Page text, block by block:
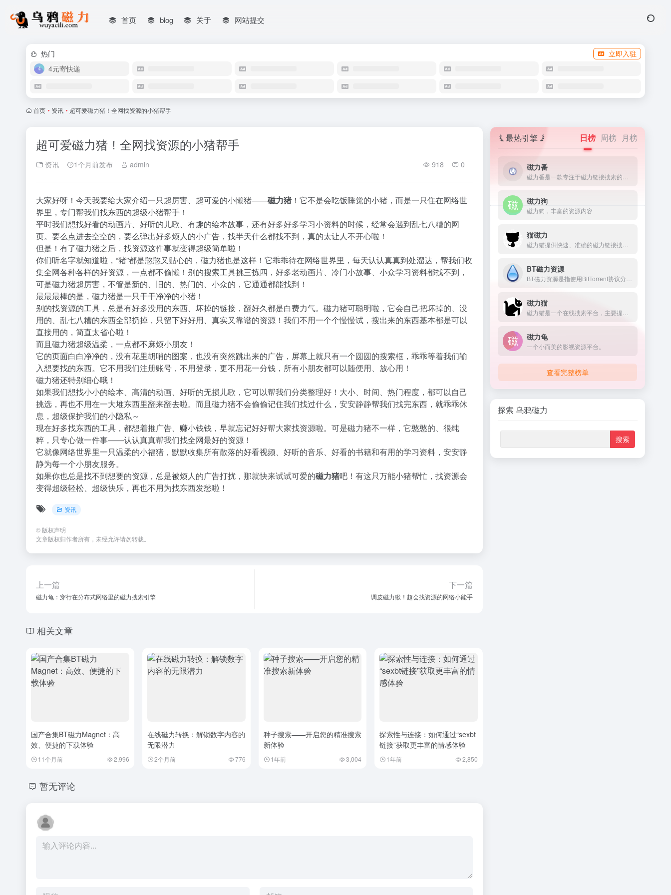
首页 blog 关于 网站提交
热门
立即入驻
4元寄快递
首页 • 资讯 • 超可爱磁力猪！全网找资源的小猪帮手
超可爱磁力猪！全网找资源的小猪帮手
资讯 1个月前发布 admin 918 0
大家好呀！今天我要给大家介绍一只超厉害、超可爱的小懒猪——磁力猪！它不是会吃饭睡觉的小猪，而是一只住在网络世
界里，专门帮我们找东西的超级小猪帮手！
平时我们想找好看的动画片、好听的儿歌、有趣的绘本故事，还有好多好多学习小资料的时候，经常会遇到乱七八糟的网
页。要么点进去空空的，要么弹出好多烦人的小广告，找半天什么都找不到，真的太让人不开心啦！
但是！有了磁力猪之后，找资源这件事就变得超级简单啦！
你们听名字就知道啦，“猪”都是憨憨又贴心的，磁力猪也是这样！它乖乖待在网络世界里，每天认认真真到处溜达，帮我们收
集全网各种各样的好资源，一点都不偷懒！别的搜索工具挑三拣四，好多老动画片、冷门小故事、小众学习资料都找不到，
可是磁力猪超厉害，不管是新的、旧的、热门的、小众的，它通通都能找到！
最最最棒的是，磁力猪是一只干干净净的小猪！
别的找资源的工具，总是有好多没用的东西、坏掉的链接，翻好久都是白费力气。磁力猪可聪明啦，它会自己把坏掉的、没
用的、乱七八糟的东西全部扔掉，只留下好好用、真实又靠谱的资源！我们不用一个个慢慢试，搜出来的东西基本都是可以
直接用的，简直太省心啦！
而且磁力猪超级温柔，一点都不麻烦小朋友！
它的页面白白净净的，没有花里胡哨的图案，也没有突然跳出来的广告，屏幕上就只有一个圆圆的搜索框，乖乖等着我们输
入想要找的东西。它不用我们注册账号，不用登录，更不用花一分钱，所有小朋友都可以随便用、放心用！
磁力猪还特别细心哦！
如果我们想找小小的绘本、高清的动画、好听的无损儿歌，它可以帮我们分类整理好！大小、时间、热门程度，都可以自己
挑选，再也不用在一大堆东西里翻来翻去啦。而且磁力猪不会偷偷记住我们找过什么，安安静静帮我们找完东西，就乖乖休
息，超级保护我们的小隐私～
现在好多找东西的工具，都想着推广告、赚小钱钱，早就忘记好好帮大家找资源啦。可是磁力猪不一样，它憨憨的、很纯
粹，只专心做一件事——认认真真帮我们找全网最好的资源！
它就像网络世界里一只温柔的小福猪，默默收集所有散落的好看视频、好听的音乐、好看的书籍和有用的学习资料，安安静
静为每一个小朋友服务。
如果你也总是找不到想要的资源，总是被烦人的广告打扰，那就快来试试可爱的磁力猪吧！有这只万能小猪帮忙，找资源会
变得超级轻松、超级快乐，再也不用为找东西发愁啦！
资讯
© 版权声明
文章版权归作者所有，未经允许请勿转载。
上一篇
磁力龟：穿行在分布式网络里的磁力搜索引擎
下一篇
调皮磁力猴！超会找资源的网络小能手
相关文章
国产合集BT磁力Magnet：高
效、便捷的下载体验
11个月前 2,996
在线磁力转换：解锁数字内容的
无限潜力
2个月前 776
种子搜索——开启您的精准搜索
新体验
1年前 3,004
探索性与连接：如何通过“sexbt
链接”获取更丰富的情感体验
1年前 2,850
暂无评论
最热引擎 日榜 周榜 月榜
磁力番
磁力狗
磁力狗，丰富的资源内容
猫磁力
BT磁力资源
磁力猫
磁力龟
一个小而美的影视资源平台。
查看完整榜单
探索 乌鸦磁力